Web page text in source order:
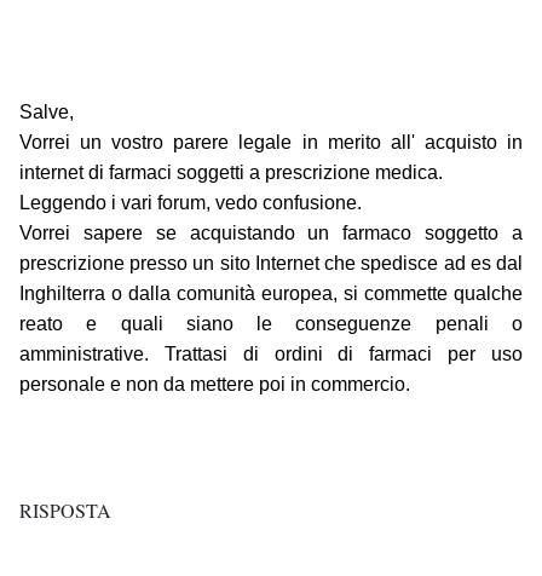
Salve,
Vorrei un vostro parere legale in merito all' acquisto in
internet di farmaci soggetti a prescrizione medica.
Leggendo i vari forum, vedo confusione.
Vorrei sapere se acquistando un farmaco soggetto a
prescrizione presso un sito Internet che spedisce ad es dal
Inghilterra o dalla comunità europea, si commette qualche
reato e quali siano le conseguenze penali o
amministrative. Trattasi di ordini di farmaci per uso
personale e non da mettere poi in commercio.
RISPOSTA